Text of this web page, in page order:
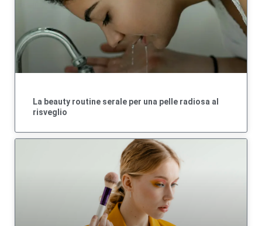
La beauty routine serale per una pelle radiosa al
risveglio